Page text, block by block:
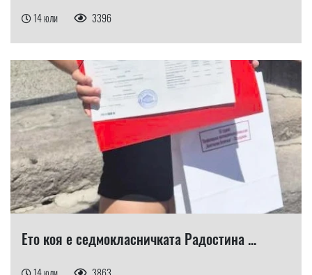
14 юли 3396
Ето коя е седмокласничката Радостина ...